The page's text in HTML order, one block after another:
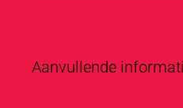
Aanvullende